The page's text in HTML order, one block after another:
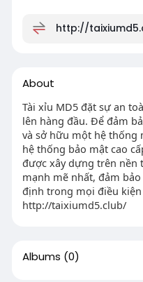
http://
About
Tài xỉu MD5 đặt sự an
lên hàng đầu. Để đảm
và sở hữu một hệ thống
hệ thống bảo mật cao
được xây dựng trên nền
mạnh mẽ nhất, đảm
định trong mọi điều
http://taixiumd5.club/
Albums (0)